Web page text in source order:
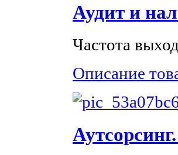
Аудит и
Частота
Описание